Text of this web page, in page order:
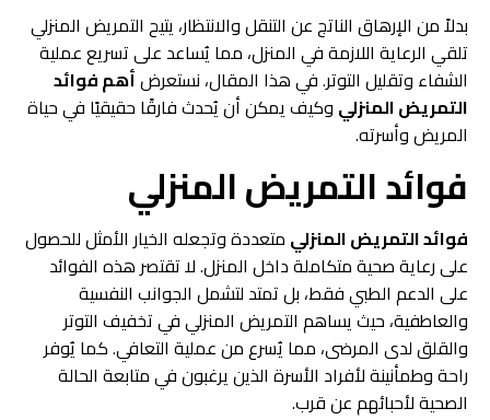
بدلاً من الإرهاق الناتج عن التنقل والانتظار، يتيح التمريض المنزلي
تلقي الرعاية اللازمة في المنزل، مما يُساعد على تسريع عملية
الشفاء وتقليل التوتر. في هذا المقال، نستعرضأهم فوائد
التمريض المنزلي وكيف يمكن أن يُحدث فارقًا حقيقيًا في حياة
المريض وأسرته.
فوائد التمريض المنزلي
فوائد التمريض المنزلي متعددة وتجعله الخيار الأمثل للحصول
على رعاية صحية متكاملة داخل المنزل. لا تقتصر هذه الفوائد
على الدعم الطبي فقط، بل تمتد لتشمل الجوانب النفسية
والعاطفية، حيث يساهم التمريض المنزلي في تخفيف التوتر
والقلق لدى المرضى، مما يُسرع من عملية التعافي. كما يُوفر
راحة وطمأنينة لأفراد الأسرة الذين يرغبون في متابعة الحالة
الصحية لأحبائهم عن قرب.